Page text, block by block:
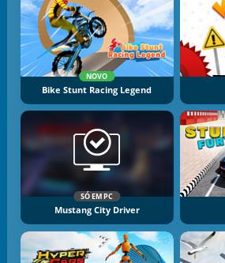
NOVO
Bike Stunt Racing Legend
SÓ EM PC
Mustang City Driver